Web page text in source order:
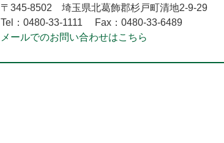
〒345-8502
埼玉県北葛飾郡杉戸町清地2-9-29
Tel：0480-33-1111
Fax：0480-33-6489
メールでのお問い合わせはこちら